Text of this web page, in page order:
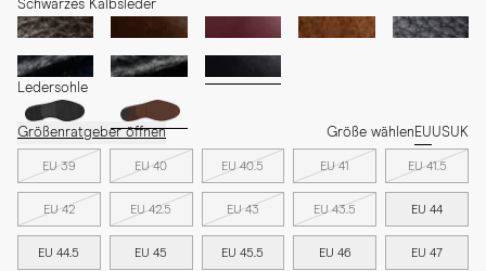
Schwarzes Kalbsleder
Ledersohle
Größenratgeber öffnen Größe wählenEUUSUK
EU 39 EU 40 EU 40.5 EU 41 EU 41.5
EU 42 EU 42.5 EU 43 EU 43.5 EU 44
EU 44.5 EU 45 EU 45.5 EU 46 EU 47